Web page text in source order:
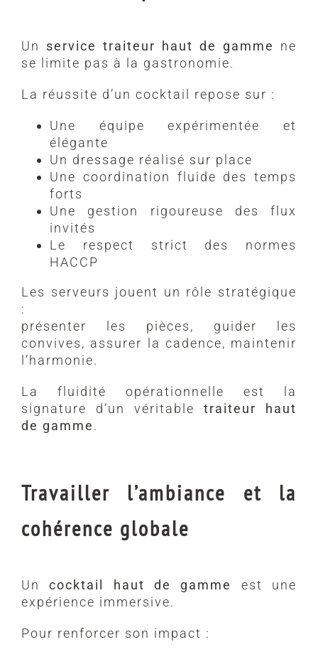
Un service traiteur haut de gamme
ne
se limite pas à la gastronomie.
La réussite d’un cocktail repose sur :
Une équipe expérimentée et
élégante
Un dressage réalisé sur place
Une coordination fluide des temps
forts
Une gestion rigoureuse des flux
invités
Le respect strict des normes
HACCP
Les serveurs jouent un rôle stratégique
:
présenter les pièces, guider les
convives, assurer la cadence, maintenir
l’harmonie.
La fluidité opérationnelle est la
signature d’un véritabletraiteur haut
de gamme.
Travailler l’ambiance et la
cohérence globale
Uncocktail haut de gamme
est une
expérience immersive.
Pour renforcer son impact :